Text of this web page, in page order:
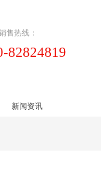
售热线：
82824819
新闻资讯